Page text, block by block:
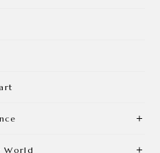
World